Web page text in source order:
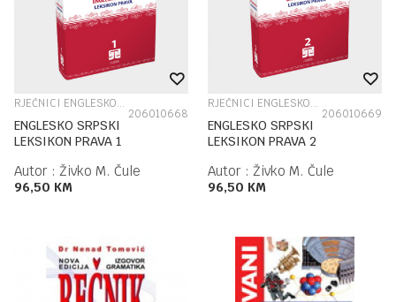
RJEČNICI ENGLESKOG JEZIKA
206010668
ENGLESKO SRPSKI
LEKSIKON PRAVA 1
Autor : Živko M. Čule
96,50 KM
RJEČNICI ENGLESKOG JEZIKA
206010669
ENGLESKO SRPSKI
LEKSIKON PRAVA 2
Autor : Živko M. Čule
96,50 KM